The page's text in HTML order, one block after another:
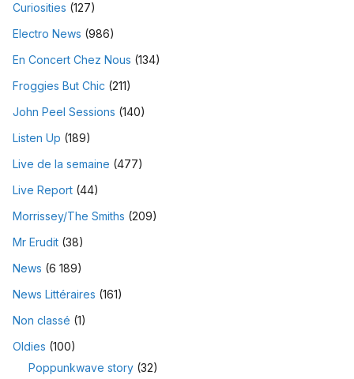
Curiosities (127)
Electro News (986)
En Concert Chez Nous (134)
Froggies But Chic (211)
John Peel Sessions (140)
Listen Up (189)
Live de la semaine (477)
Live Report (44)
Morrissey/The Smiths (209)
Mr Erudit (38)
News (6 189)
News Littéraires (161)
Non classé (1)
Oldies (100)
Poppunkwave story (32)